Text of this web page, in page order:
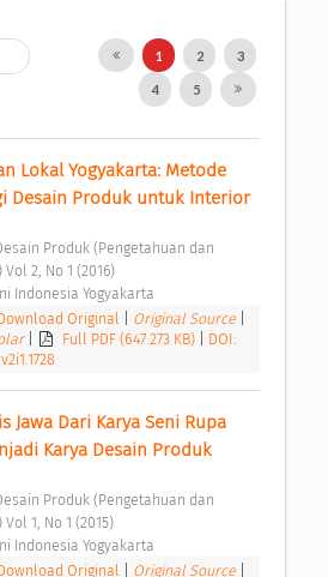
1 2 3
4 5
Lokal Yogyakarta: Metode
Desain Produk untuk Interior
2, No 1 (2016)
Indonesia Yogyakarta
Original Original Source
Full PDF (647.273 KB)
DOI:
Jawa Dari Karya Seni Rupa
Karya Desain Produk
1, No 1 (2015)
Indonesia Yogyakarta
Original Original Source